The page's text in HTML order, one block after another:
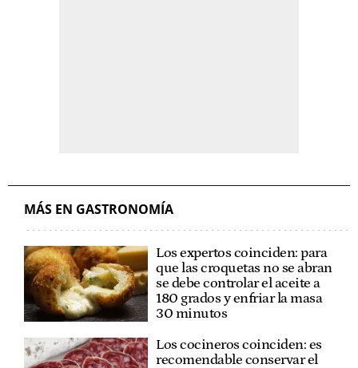
MÁS EN GASTRONOMÍA
Los expertos coinciden: para
que las croquetas no se abran
se debe controlar el aceite a
180 grados y enfriar la masa
30 minutos
Los cocineros coinciden: es
recomendable conservar el